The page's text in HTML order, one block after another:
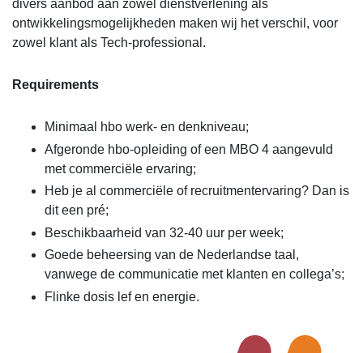
divers aanbod aan zowel dienstverlening als
ontwikkelingsmogelijkheden maken wij het verschil, voor
zowel klant als Tech-professional.
Requirements
Minimaal hbo werk- en denkniveau;
Afgeronde hbo-opleiding of een MBO 4 aangevuld
met commerciële ervaring;
Heb je al commerciële of recruitmentervaring? Dan is
dit een pré;
Beschikbaarheid van 32-40 uur per week;
Goede beheersing van de Nederlandse taal,
vanwege de communicatie met klanten en collega’s;
Flinke dosis lef en energie.